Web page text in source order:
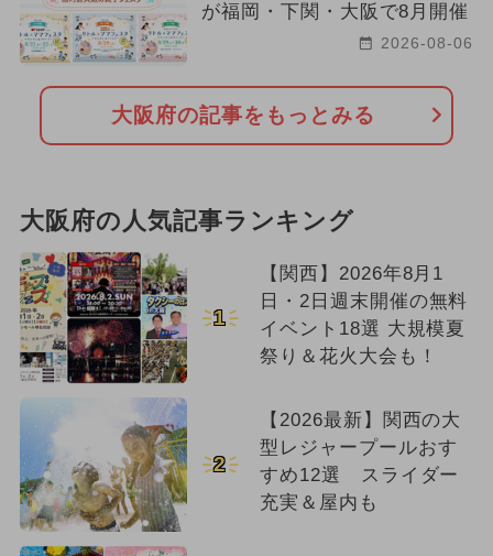
が福岡・下関・大阪で8月開催
2026-08-06
大阪府の記事をもっとみる
大阪府の人気記事ランキング
1
【関西】2026年8月1
日・2日週末開催の無料
イベント18選 大規模夏
祭り＆花火大会も！
2
【2026最新】関西の大
型レジャープールおす
すめ12選 スライダー
充実＆屋内も